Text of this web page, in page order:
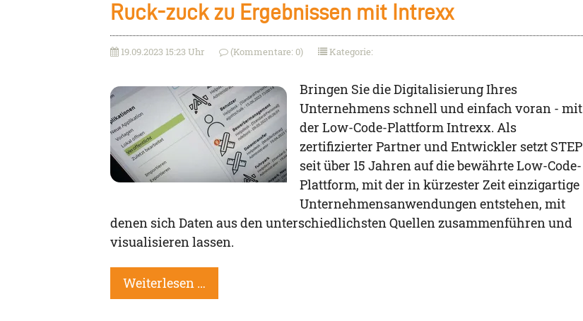
Ruck-zuck zu Ergebnissen mit Intrexx
19.09.2023 15:23 Uhr (Kommentare: 0) Kategorie:
Bringen Sie die Digitalisierung Ihres
Unternehmens schnell und einfach voran - mit
der Low-Code-Plattform Intrexx. Als
zertifizierter Partner und Entwickler setzt STEP
seit über 15 Jahren auf die bewährte Low-Code-
Plattform, mit der in kürzester Zeit einzigartige
Unternehmensanwendungen entstehen, mit
denen sich Daten aus den unterschiedlichsten Quellen zusammenführen und
visualisieren lassen.
Weiterlesen …